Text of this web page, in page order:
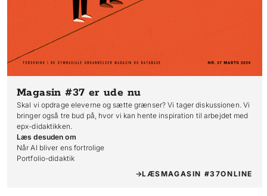
Magasin #37 er ude nu
Skal vi opdrage eleverne og sætte grænser? Vi tager diskussionen. Vi
bringer også tre bud på, hvor vi kan hente inspiration til arbejdet med
epx-didaktikken.
Læs desuden om
Når AI bliver ens fortrolige
Portfolio-didaktik
LÆSMAGASIN #37ONLINE